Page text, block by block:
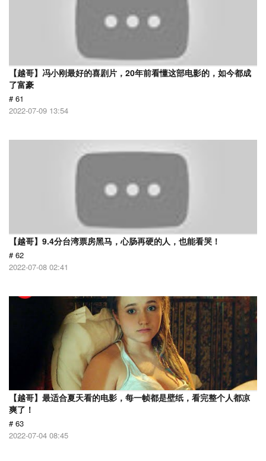
【越哥】冯小刚最好的喜剧片，20年前看懂这部电影的，如今都成
了富豪
# 61
2022-07-09 13:54
【越哥】9.4分台湾票房黑马，心肠再硬的人，也能看哭！
# 62
2022-07-08 02:41
【越哥】最适合夏天看的电影，每一帧都是壁纸，看完整个人都凉
爽了！
# 63
2022-07-04 08:45